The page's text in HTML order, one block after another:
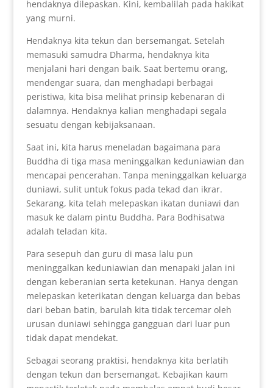
hendaknya dilepaskan. Kini, kembalilah pada hakikat
yang murni.
Hendaknya kita tekun dan bersemangat. Setelah
memasuki samudra Dharma, hendaknya kita
menjalani hari dengan baik. Saat bertemu orang,
mendengar suara, dan menghadapi berbagai
peristiwa, kita bisa melihat prinsip kebenaran di
dalamnya. Hendaknya kalian menghadapi segala
sesuatu dengan kebijaksanaan.
Saat ini, kita harus meneladan bagaimana para
Buddha di tiga masa meninggalkan keduniawian dan
mencapai pencerahan. Tanpa meninggalkan keluarga
duniawi, sulit untuk fokus pada tekad dan ikrar.
Sekarang, kita telah melepaskan ikatan duniawi dan
masuk ke dalam pintu Buddha. Para Bodhisatwa
adalah teladan kita.
Para sesepuh dan guru di masa lalu pun
meninggalkan keduniawian dan menapaki jalan ini
dengan keberanian serta ketekunan. Hanya dengan
melepaskan keterikatan dengan keluarga dan bebas
dari beban batin, barulah kita tidak tercemar oleh
urusan duniawi sehingga gangguan dari luar pun
tidak dapat mendekat.
Sebagai seorang praktisi, hendaknya kita berlatih
dengan tekun dan bersemangat. Kebajikan kaum